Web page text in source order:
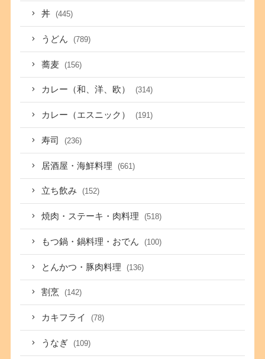
丼 (445)
うどん (789)
蕎麦 (156)
カレー（和、洋、欧） (314)
カレー（エスニック） (191)
寿司 (236)
居酒屋・海鮮料理 (661)
立ち飲み (152)
焼肉・ステーキ・肉料理 (518)
もつ鍋・鍋料理・おでん (100)
とんかつ・豚肉料理 (136)
割烹 (142)
カキフライ (78)
うなぎ (109)